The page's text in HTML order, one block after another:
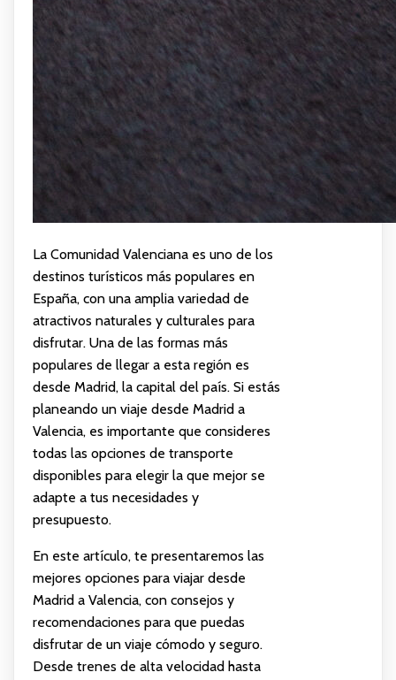
La Comunidad Valenciana es uno de los
destinos turísticos más populares en
España, con una amplia variedad de
atractivos naturales y culturales para
disfrutar. Una de las formas más
populares de llegar a esta región es
desde Madrid, la capital del país. Si estás
planeando un viaje desde Madrid a
Valencia, es importante que consideres
todas las opciones de transporte
disponibles para elegir la que mejor se
adapte a tus necesidades y
presupuesto.
En este artículo, te presentaremos las
mejores opciones para viajar desde
Madrid a Valencia, con consejos y
recomendaciones para que puedas
disfrutar de un viaje cómodo y seguro.
Desde trenes de alta velocidad hasta